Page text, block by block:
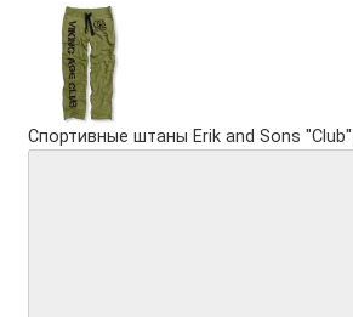
Спортивные штаны Erik and Sons